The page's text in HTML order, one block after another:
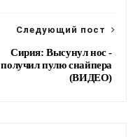
Следующий пост
Сирия: Высунул нос -
получил пулю снайпера
(ВИДЕО)